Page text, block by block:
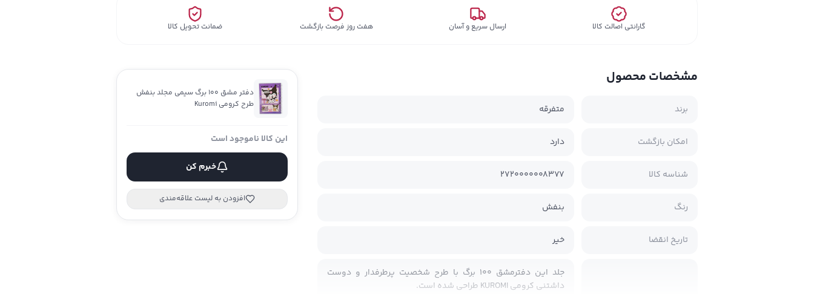
گارانتی اصالت کالا ارسال سریع و آسان هفت روز فرصت بازگشت ضمانت تحویل کالا
مشخصات محصول
برند متفرقه
امکان بازگشت دارد
شناسه کالا 2720000008377
رنگ بنفش
تاریخ انقضا خیر
جلد این دفترمشق 100 برگ با طرح شخصیت پرطرفدار و دوست‌
داشتنی کرومی KUROMI طراحی شده‌ است.
دفتر مشق 100 برگ سیمی مجلد بنفش
طرح کرومی Kuromi
این کالا ناموجود است
خبرم کن
افزودن به لیست علاقه‌مندی